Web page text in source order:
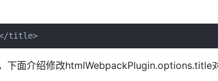
title>
下面介绍修改htmlWebpackPlugin.options.title